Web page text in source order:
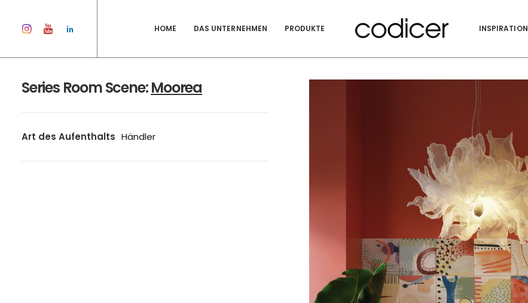
HOME DAS UNTERNEHMEN PRODUKTE INSPIRATION
Series Room Scene:Moorea
Art des Aufenthalts Händler